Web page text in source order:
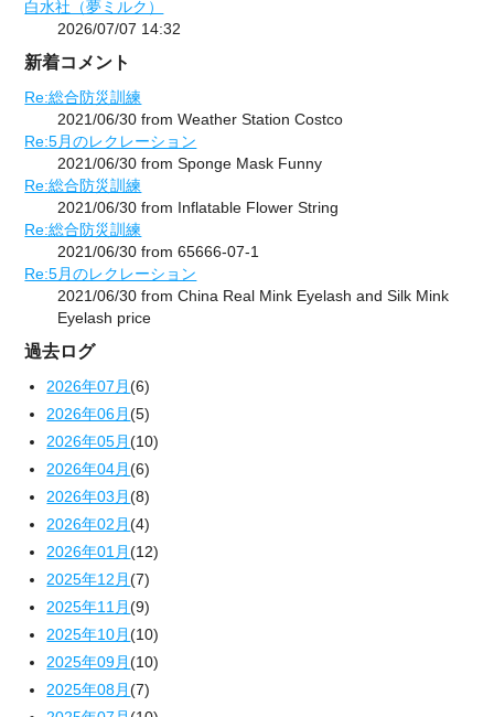
白水社（夢ミルク）
2026/07/07 14:32
新着コメント
Re:総合防災訓練
2021/06/30 from Weather Station Costco
Re:5月のレクレーション
2021/06/30 from Sponge Mask Funny
Re:総合防災訓練
2021/06/30 from Inflatable Flower String
Re:総合防災訓練
2021/06/30 from 65666-07-1
Re:5月のレクレーション
2021/06/30 from China Real Mink Eyelash and Silk Mink
Eyelash price
過去ログ
2026年07月(6)
2026年06月(5)
2026年05月(10)
2026年04月(6)
2026年03月(8)
2026年02月(4)
2026年01月(12)
2025年12月(7)
2025年11月(9)
2025年10月(10)
2025年09月(10)
2025年08月(7)